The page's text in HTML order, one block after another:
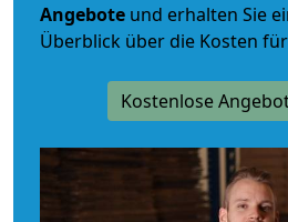
Angebote und erhalten Sie
Überblick über die Kosten
Kostenlose